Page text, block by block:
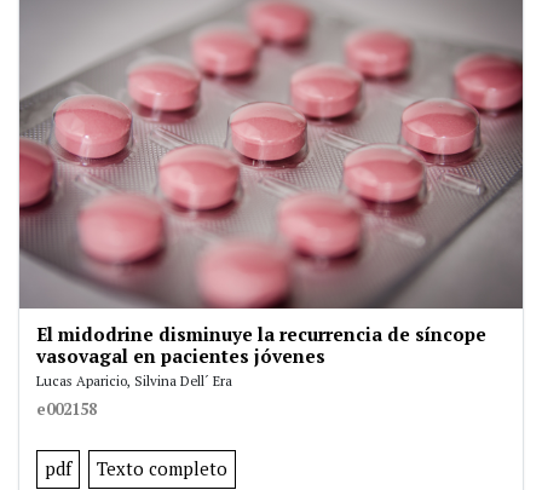
El midodrine disminuye la recurrencia de síncope
vasovagal en pacientes jóvenes
Lucas Aparicio, Silvina Dell´ Era
e002158
pdf Texto completo